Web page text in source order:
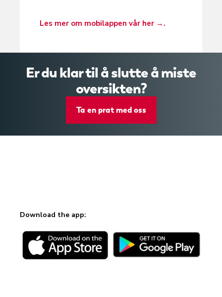
Les mer om mobilappen vår her →.
Er du klar til å slutte å miste
oversikten?
Ta en prat med oss
Download the app: